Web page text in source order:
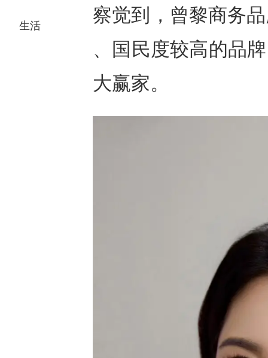
生活
察觉到，曾黎商务
、国民度较高的品
大赢家。